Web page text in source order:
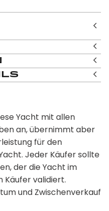
Yacht mit allen
an, übernimmt aber
für den
Jeder Käufer sollte
der die Yacht im
Käufer validiert.
und Zwischenverkauf